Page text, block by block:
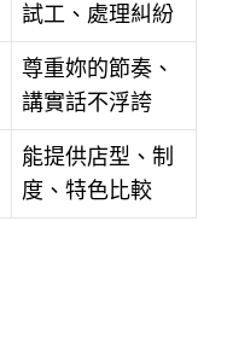
試工、處理糾紛
尊重妳的節奏、
講實話不浮誇
能提供店型、制
度、特色比較